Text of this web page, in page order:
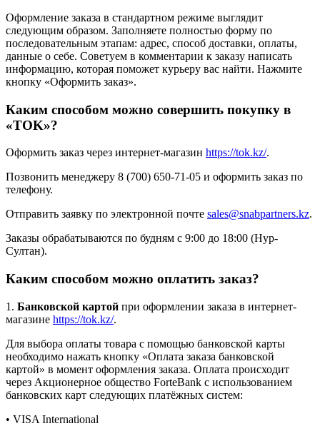
Оформление заказа в стандартном режиме выглядит
следующим образом. Заполняете полностью форму по
последовательным этапам: адрес, способ доставки, оплаты,
данные о себе. Советуем в комментарии к заказу написать
информацию, которая поможет курьеру вас найти. Нажмите
кнопку «Оформить заказ».
Каким способом можно совершить покупку в
«TOK»?
Оформить заказ через интернет-магазин https://tok.kz/.
Позвонить менеджеру 8 (700) 650-71-05 и оформить заказ по
телефону.
Отправить заявку по электронной почте sales@snabpartners.kz.
Заказы обрабатываются по будням с 9:00 до 18:00 (Нур-
Султан).
Каким способом можно оплатить заказ?
1. Банковской картой при оформлении заказа в интернет-
магазине https://tok.kz/.
Для выбора оплаты товара с помощью банковской карты
необходимо нажать кнопку «Оплата заказа банковской
картой» в момент оформления заказа. Оплата происходит
через Акционерное общество ForteBank с использованием
банковских карт следующих платёжных систем:
• VISA International